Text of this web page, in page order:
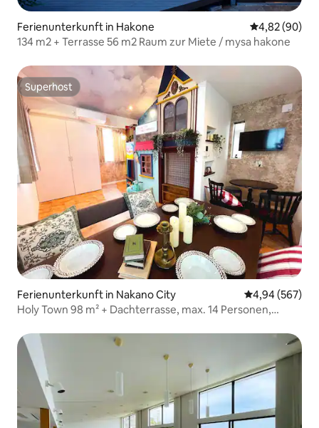
Ferienunterkunft in Hakone
4,82 (90)
134 m2 + Terrasse 56 m2 Raum zur Miete / mysa hakone
Superhost
Superhost
Ferienunterkunft in Nakano City
4,94 (567)
Holy Town 98 m² + Dachterrasse, max. 14 Personen,